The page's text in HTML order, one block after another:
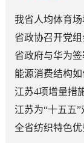
我省人均体育
日常成为风尚
省政协召开党
省政府与华为
能源消费结构
型能源体系建设
江苏4项增量措
江苏为“十五五
全省纺织特色